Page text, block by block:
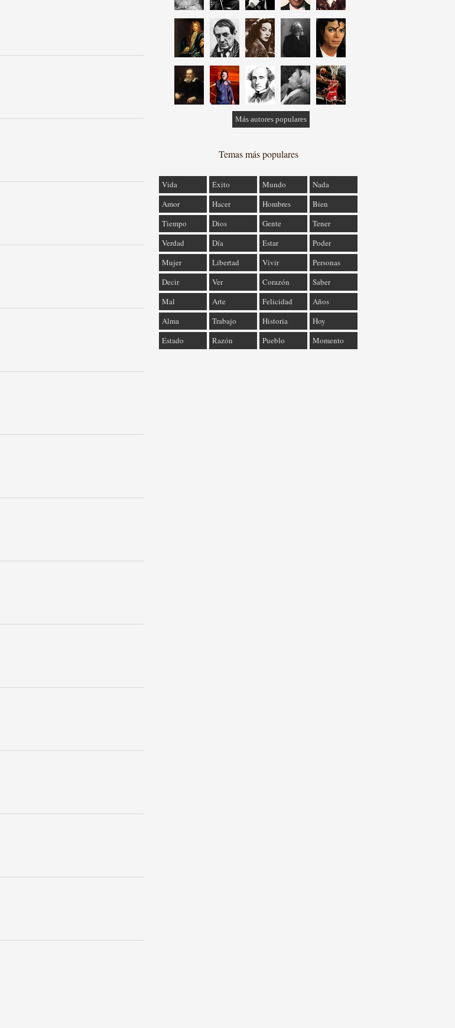
Más autores populares
Temas más populares
Vida Éxito Mundo
Nada
Amor
Hacer Hombres
Bien
Tiempo
Dios Gente
Tener
Verdad
Día Estar
Poder
Mujer
Libertad Vivir
Personas
Decir
Ver Corazón
Saber
Mal
Arte Felicidad
Años
Alma
Trabajo Historia
Hoy
Estado
Razón Pueblo Momento